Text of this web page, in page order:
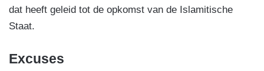
dat heeft geleid tot de opkomst van de Islamitische
Staat.
Excuses